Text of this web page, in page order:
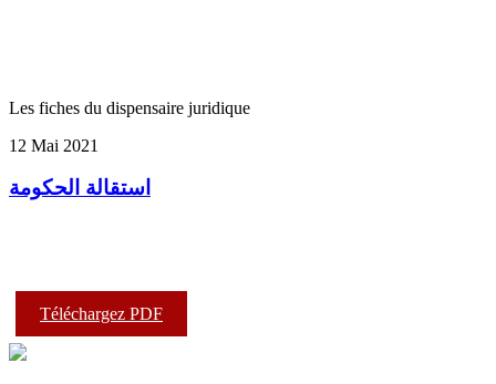
Les fiches du dispensaire juridique
12 Mai 2021
استقالة الحكومة
Téléchargez PDF